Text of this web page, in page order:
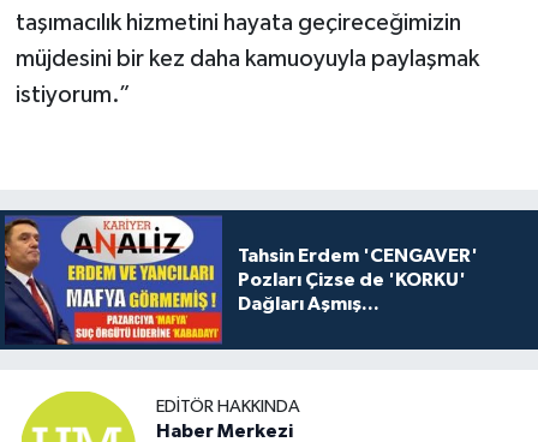
taşımacılık hizmetini hayata geçireceğimizin
müjdesini bir kez daha kamuoyuyla paylaşmak
istiyorum.”
Tahsin Erdem 'CENGAVER'
Pozları Çizse de 'KORKU'
Dağları Aşmış...
EDITÖR HAKKINDA
Haber Merkezi